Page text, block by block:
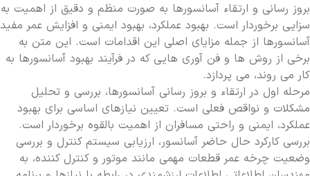
بروز رسانی و ارتقاء آسانسورها به صورت منظم و دقیق از اهمیت به
سزایی برخوردار است. بهبود عملکرد، بهبود ایمنی و افزایش عمر مفید
آسانسورها از جمله مزایای اصلی این اقدامات است. این متن به
برخی از روش ها و فن آوری هایی که در فرآیند بهبود آسانسورها به
کار می روند، می پردازد.
مرحله اول در ارتقاء و بروز رسانی آسانسورها، بررسی و تحلیل
مشکلات و نواقص فعلی است. تعیین نیازهای اساسی برای بهبود
عملکرد، ایمنی و راحتی مسافران از اهمیت بالقوه برخوردار است.
بررسی کارکرد حال حاضر آسانسور، ارزیابی سیستم کنترل و بررسی
وضعیت چرخه عمر قطعات مهمی مانند موتور و کنترل کننده، به